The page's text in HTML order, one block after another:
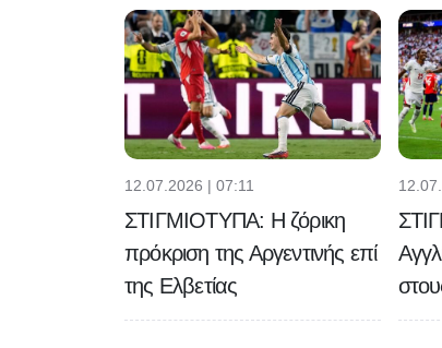
12.07.2026 | 07:11
ΣΤΙΓΜΙΟΤΥΠΑ: Η ζόρικη
πρόκριση της Αργεντινής επί
της Ελβετίας